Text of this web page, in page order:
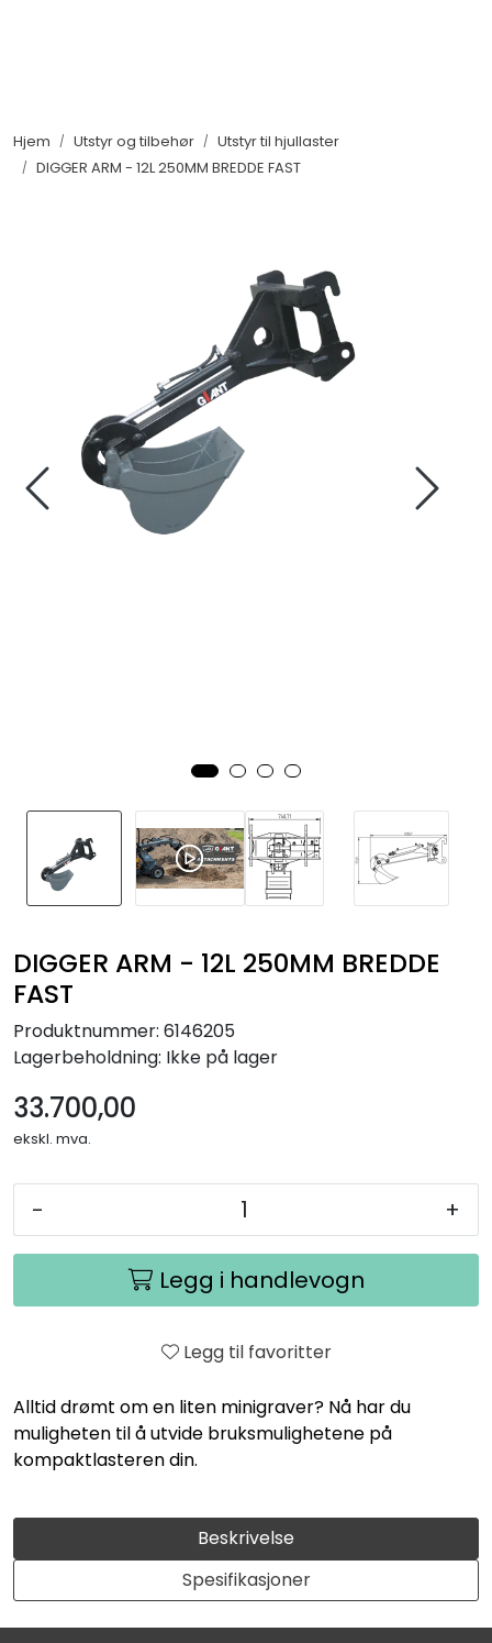
Hjem Utstyr og tilbehør
Utstyr til hjullaster
DIGGER ARM - 12L 250MM BREDDE FAST
DIGGER ARM - 12L 250MM BREDDE
FAST
Produktnummer: 6146205
Lagerbeholdning: Ikke på lager
33.700,00
ekskl. mva.
- +
Legg i handlevogn
Legg til favoritter
Alltid drømt om en liten minigraver? Nå har du
muligheten til å utvide bruksmulighetene på
kompaktlasteren din.
Beskrivelse
Spesifikasjoner
Utstyr og tilbehør
Salgsorganisasjon